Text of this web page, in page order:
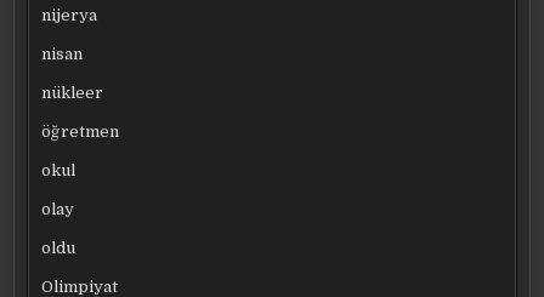
nijerya
nisan
nükleer
öğretmen
okul
olay
oldu
Olimpiyat